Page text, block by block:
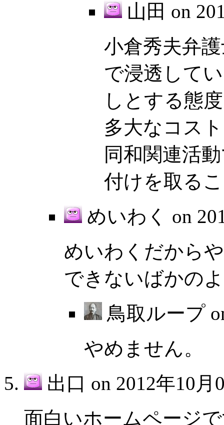
山田 on
小倉秀夫弁
で浸透して
しとする態
多大なコス
同和関連活
付けを取る
めいわく on
めいわくだから
できないばかの
鳥取ループ
やめません。
出口 on 2012年10月
面白いホームページ